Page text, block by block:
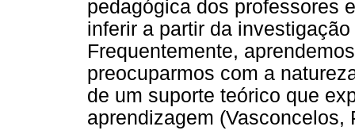
pedagógica dos professores
inferir a partir da
Frequentemente,
preocuparmos com a
de um suporte teórico que
aprendizagem (Vasconcelos,